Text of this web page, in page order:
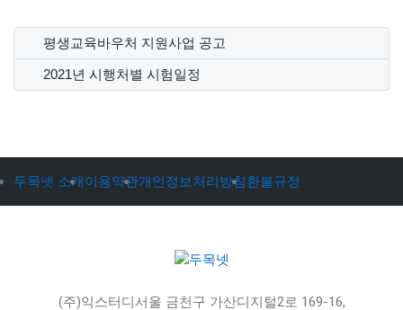
평생교육바우처 지원사업 공고
2021년 시행처별 시험일정
두목넷 소개이용약관개인정보처리방침환불규정
(주)익스터디서울 금천구 가산디지털2로 169-16,